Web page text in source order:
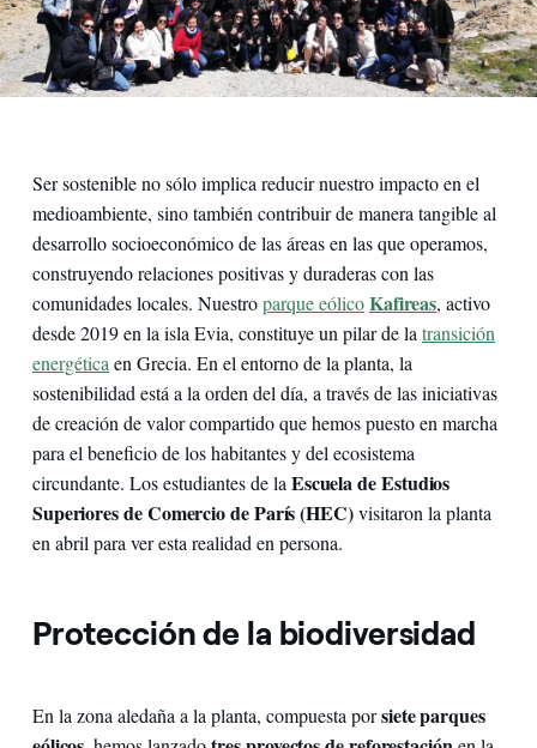
Ser sostenible no sólo implica reducir nuestro impacto en el
medioambiente, sino también contribuir de manera tangible al
desarrollo socioeconómico de las áreas en las que operamos,
construyendo relaciones positivas y duraderas con las
comunidades locales. Nuestroparque eólicoKafireas, activo
desde 2019 en la isla Evia, constituye un pilar de la transición
energética en Grecia. En el entorno de la planta, la
sostenibilidad está a la orden del día, a través de las iniciativas
de creación de valor compartido que hemos puesto en marcha
para el beneficio de los habitantes y del ecosistema
circundante. Los estudiantes de laEscuela de Estudios
Superiores de Comercio de París(HEC)visitaron la planta
en abril para ver esta realidad en persona.
Protección de la biodiversidad
En la zona aledaña a la planta, compuesta porsiete parques